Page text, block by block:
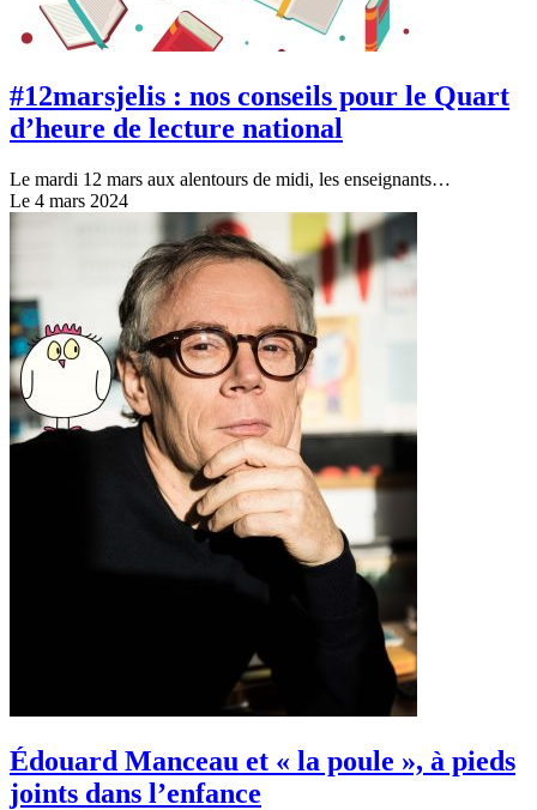
#12marsjelis : nos conseils pour le Quart
d’heure de lecture national
Le mardi 12 mars aux alentours de midi, les enseignants…
Le 4 mars 2024
Édouard Manceau et « la poule », à pieds
joints dans l’enfance